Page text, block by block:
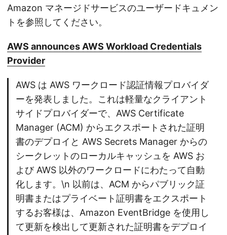
Amazon マネージドサービスのユーザードキュメン
トを参照してください。
AWS announces AWS Workload Credentials
Provider
AWS は AWS ワークロード認証情報プロバイダ
ーを発表しました。これは軽量なクライアント
サイドプロバイダーで、AWS Certificate
Manager (ACM) からエクスポートされた証明
書のデプロイと AWS Secrets Manager からの
シークレットのローカルキャッシュを AWS お
よび AWS 以外のワークロードにわたって自動
化します。\n 以前は、ACM からパブリック証
明書またはプライベート証明書をエクスポート
するお客様は、Amazon EventBridge を使用し
て更新を検出して更新された証明書をデプロイ